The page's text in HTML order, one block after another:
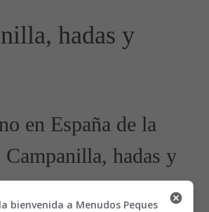
hadas y
en España de la
hadas y
piratas
bienvenida a Menudos Peques